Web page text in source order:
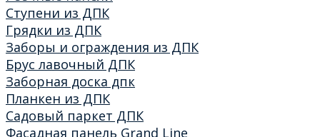
Ступени из ДПК
Грядки из ДПК
Заборы и ограждения из ДПК
Брус лавочный ДПК
Заборная доска дпк
Планкен из ДПК
Садовый паркет ДПК
Фасадная панель Grand Line